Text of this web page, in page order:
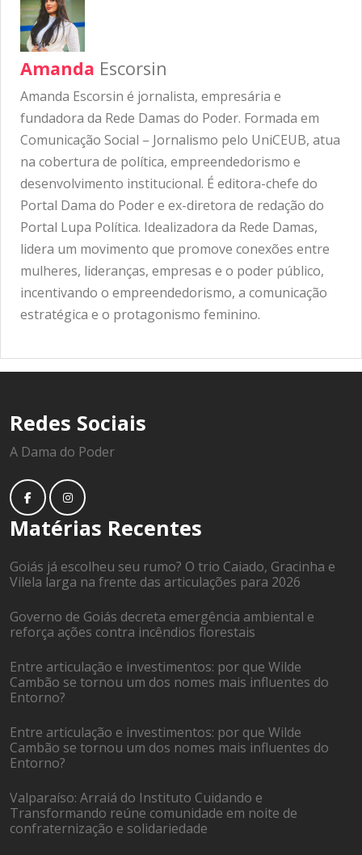
Amanda Escorsin
Amanda Escorsin é jornalista, empresária e
fundadora da Rede Damas do Poder. Formada em
Comunicação Social – Jornalismo pelo UniCEUB, atua
na cobertura de política, empreendedorismo e
desenvolvimento institucional. É editora-chefe do
Portal Dama do Poder e ex-diretora de redação do
Portal Lupa Política. Idealizadora da Rede Damas,
lidera um movimento que promove conexões entre
mulheres, lideranças, empresas e o poder público,
incentivando o empreendedorismo, a comunicação
estratégica e o protagonismo feminino.
Redes Sociais
A Dama do Poder
Matérias Recentes
Goiás já escolheu seu rumo? O trio Caiado, Gracinha e
Vilela larga na frente das articulações para 2026
Governo de Goiás decreta emergência ambiental e
reforça ações contra incêndios florestais
Entre articulação e investimentos: por que Wilde
Cambão se tornou um dos nomes mais influentes do
Entorno?
Entre articulação e investimentos: por que Wilde
Cambão se tornou um dos nomes mais influentes do
Entorno?
Valparaíso: Arraiá do Instituto Cuidando e
Transformando reúne comunidade em noite de
confraternização e solidariedade